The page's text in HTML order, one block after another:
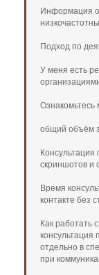
Информация о
Подход по
У меня есть
Ознакомьтесь
общий объём
Консультация
скриншотов и
Время
контакте без
Как работать
консультация
отдельно в
при